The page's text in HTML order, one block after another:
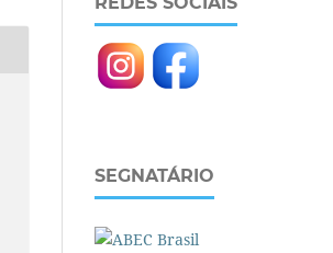
SEGNATÁRIO